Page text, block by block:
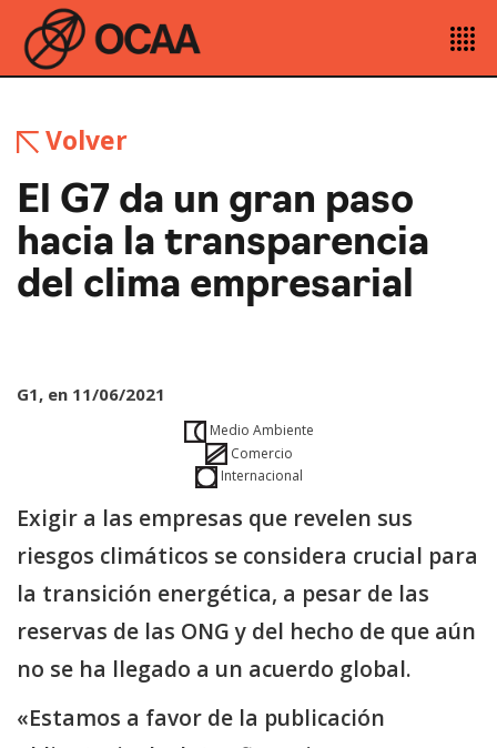
Volver
El G7 da un gran paso
hacia la transparencia
del clima empresarial
G1, en 11/06/2021
Medio Ambiente
Comercio
Internacional
Exigir a las empresas que revelen sus
riesgos climáticos se considera crucial para
la transición energética, a pesar de las
reservas de las ONG y del hecho de que aún
no se ha llegado a un acuerdo global.
«Estamos a favor de la publicación